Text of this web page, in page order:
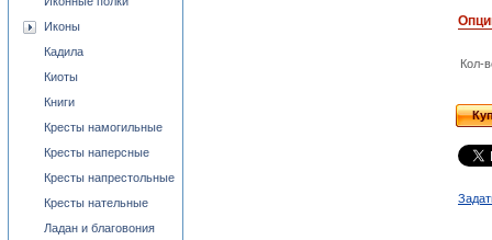
Кол-
Иконы
Кадила
Киоты
Книги
Кресты намогильные
Кресты наперсные
Кресты напрестольные
Кресты нательные
Ладан и благовония